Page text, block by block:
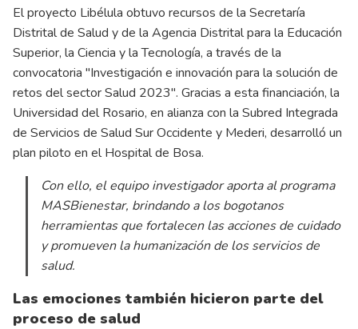
El proyecto Libélula obtuvo recursos de la Secretaría
Distrital de Salud y de la Agencia Distrital para la Educación
Superior, la Ciencia y la Tecnología, a través de la
convocatoria "Investigación e innovación para la solución de
retos del sector Salud 2023". Gracias a esta financiación, la
Universidad del Rosario, en alianza con la Subred Integrada
de Servicios de Salud Sur Occidente y Mederi, desarrolló un
plan piloto en el Hospital de Bosa.
Con ello, el equipo investigador aporta al programa
MASBienestar, brindando a los bogotanos
herramientas que fortalecen las acciones de cuidado
y promueven la humanización de los servicios de
salud.
Las emociones también hicieron parte del
proceso de salud